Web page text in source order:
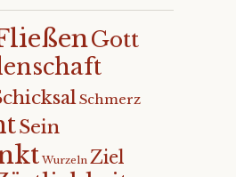
Gott
Schmerz
Sein
Wurzeln Ziel